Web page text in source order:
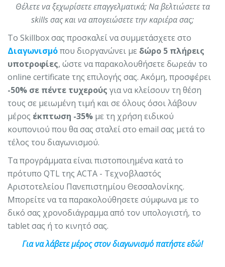
Θέλετε να ξεχωρίσετε επαγγελματικά; Να βελτιώσετε τα
skills σας και να απογειώσετε την καριέρα σας;
Το Skillbox σας προσκαλεί να συμμετάσχετε στο
Διαγωνισμόπου διοργανώνει με δώρο 5 πλήρεις
υποτροφίες, ώστε να παρακολουθήσετε δωρεάν το
online certificate της επιλογής σας. Ακόμη, προσφέρει
-50% σε πέντε τυχερούς για να κλείσουν τη θέση
τους σε μειωμένη τιμή και σε όλους όσοι λάβουν
μέρος έκπτωση -35% με τη χρήση ειδικού
κουπονιού που θα σας σταλεί στο email σας μετά το
τέλος του διαγωνισμού.
Τα προγράμματα είναι πιστοποιημένα κατά το
πρότυπο QTL της ACTA - Τεχνοβλαστός
Αριστοτελείου Πανεπιστημίου Θεσσαλονίκης.
Μπορείτε να τα παρακολούθησετε σύμφωνα με το
δικό σας χρονοδιάγραμμα από τον υπολογιστή, το
tablet σας ή το κινητό σας.
Για να λάβετε μέρος στον διαγωνισμό πατήστε εδώ!